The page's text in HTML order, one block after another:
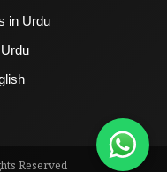
in Urdu
Reserved